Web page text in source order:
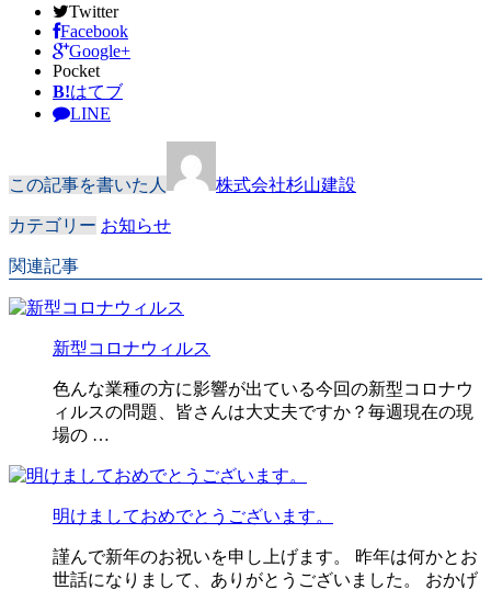
Twitter
Facebook
Google+
Pocket
B!はてブ
LINE
この記事を書いた人 株式会社杉山建設
カテゴリー お知らせ
関連記事
新型コロナウィルス
色んな業種の方に影響が出ている今回の新型コロナウ
ィルスの問題、皆さんは大丈夫ですか？毎週現在の現
場の …
明けましておめでとうございます。
謹んで新年のお祝いを申し上げます。 昨年は何かとお
世話になりまして、ありがとうございました。 おかげ